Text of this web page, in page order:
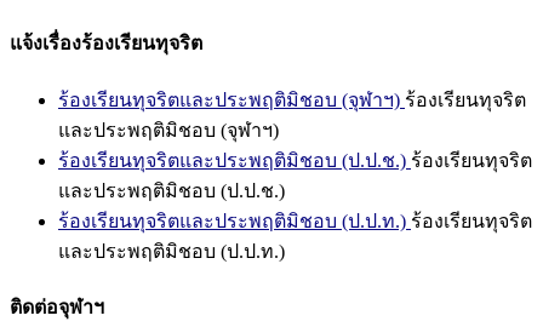
แจ้งเรื่องร้องเรียนทุจริต
ร้องเรียนทุจริตและประพฤติมิชอบ (จุฬาฯ) ร้องเรียนทุจริต
และประพฤติมิชอบ (จุฬาฯ)
ร้องเรียนทุจริตและประพฤติมิชอบ (ป.ป.ช.) ร้องเรียนทุจริต
และประพฤติมิชอบ (ป.ป.ช.)
ร้องเรียนทุจริตและประพฤติมิชอบ (ป.ป.ท.) ร้องเรียนทุจริต
และประพฤติมิชอบ (ป.ป.ท.)
ติดต่อจุฬาฯ